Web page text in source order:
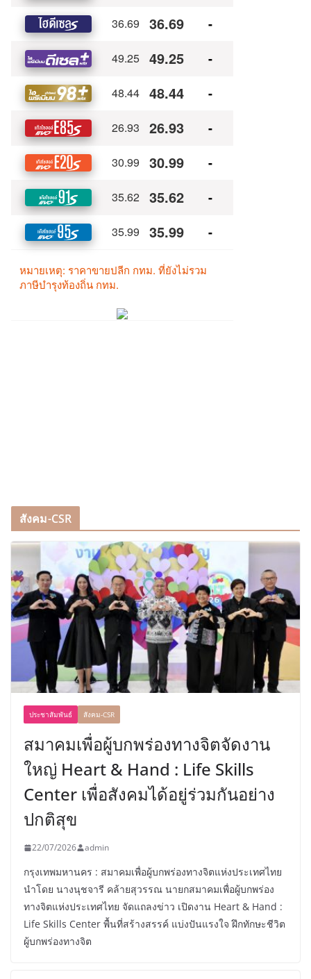
สังคม-CSR
ประชาสัมพันธ์ สังคม-CSR
สมาคมเพื่อผู้บกพร่องทางจิตจัดงาน
ใหญ่ Heart & Hand : Life Skills
Center เพื่อสังคมได้อยู่ร่วมกันอย่าง
ปกติสุข
22/07/2026 admin
กรุงเทพมหานคร : สมาคมเพื่อผู้บกพร่องทางจิตแห่งประเทศไทย
นำโดย นางนุชจารี คล้ายสุวรรณ นายกสมาคมเพื่อผู้บกพร่อง
ทางจิตแห่งประเทศไทย จัดแถลงข่าว เปิดงาน Heart & Hand :
Life Skills Center พื้นที่สร้างสรรค์ แบ่งปันแรงใจ ฝึกทักษะชีวิต
ผู้บกพร่องทางจิต